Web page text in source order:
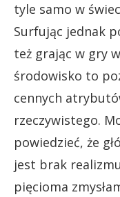
tyle samo w
Surfując jednak
też grając w gry
środowisko to
cennych
rzeczywistego.
powiedzieć, że
jest brak
pięcioma